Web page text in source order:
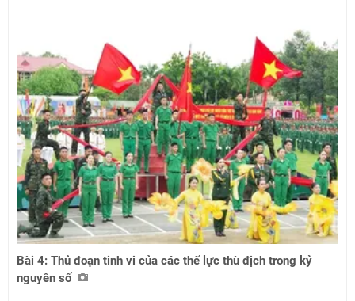
Bài 4: Thủ đoạn tinh vi của các thế lực thù địch trong kỷ
nguyên số